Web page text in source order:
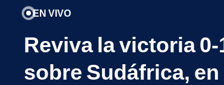
EN VIVO
Reviva la victoria 0-
sobre Sudáfrica,